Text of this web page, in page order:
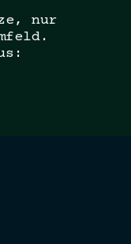
nur